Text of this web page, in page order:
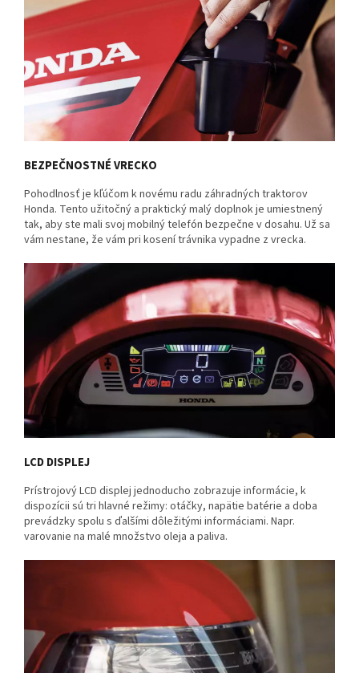
BEZPEČNOSTNÉ VRECKO
Pohodlnosť je kľúčom k novému radu záhradných traktorov
Honda. Tento užitočný a praktický malý doplnok je umiestnený
tak, aby ste mali svoj mobilný telefón bezpečne v dosahu. Už sa
vám nestane, že vám pri kosení trávnika vypadne z vrecka.
LCD DISPLEJ
Prístrojový LCD displej jednoducho zobrazuje informácie, k
dispozícii sú tri hlavné režimy: otáčky, napätie batérie a doba
prevádzky spolu s ďalšími dôležitými informáciami. Napr.
varovanie na malé množstvo oleja a paliva.